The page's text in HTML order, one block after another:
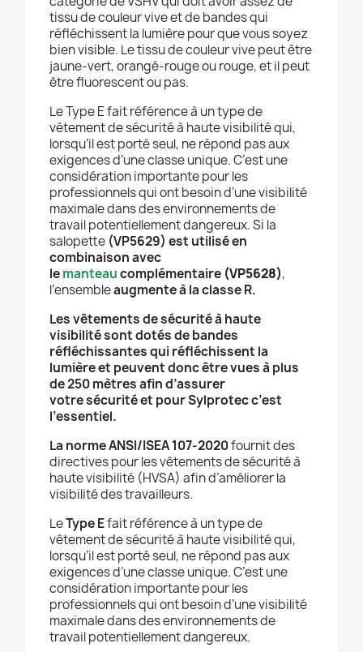
tissu de couleur vive et de bandes qui
réfléchissent la lumière pour que vous soyez
bien visible. Le tissu de couleur vive peut être
jaune-vert, orangé-rouge ou rouge, et il peut
être fluorescent ou pas.
Le Type E fait référence à un type de
vêtement de sécurité à haute visibilité qui,
lorsqu’il est porté seul, ne répond pas aux
exigences d’une classe unique. C’est une
considération importante pour les
professionnels qui ont besoin d’une visibilité
maximale dans des environnements de
travail potentiellement dangereux. Si la
salopette (VP5629) est utilisé en
combinaison avec
lemanteaucomplémentaire (VP5628),
l’ensembleaugmente à la classe R.
Les vêtements de sécurité à haute
visibilité sont dotés de bandes
réfléchissantes qui réfléchissent la
lumière et peuvent donc être vues à plus
de 250 mètres afin d’assurer
votre sécurité et pour Sylprotec c’est
l’essentiel.
La norme ANSI/ISEA 107-2020fournit des
directives pour les vêtements de sécurité à
haute visibilité (HVSA) afin d’améliorer la
visibilité des travailleurs.
LeType Efait référence à un type de
vêtement de sécurité à haute visibilité qui,
lorsqu’il est porté seul, ne répond pas aux
exigences d’une classe unique. C’est une
considération importante pour les
professionnels qui ont besoin d’une visibilité
maximale dans des environnements de
travail potentiellement dangereux.